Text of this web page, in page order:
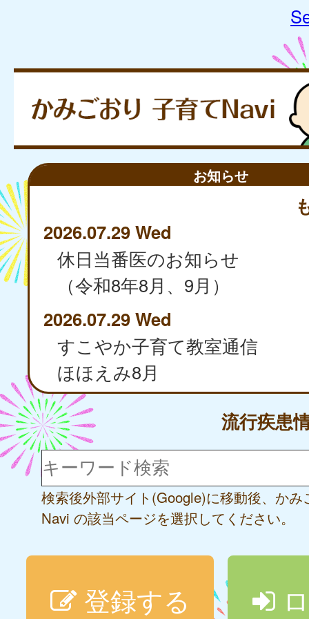
お知らせ
2026.07.29 Wed
休日当番医のお知らせ
（令和8年8月、9月）
2026.07.29 Wed
すこやか子育て教室通信
ほほえみ8月
流行疾患
検索後外部サイト(Google)に移動後、かみ
Navi の該当ページを選択してください。
登録する